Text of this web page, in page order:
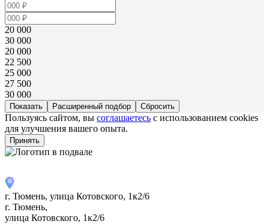
20 000
30 000
20 000
22 500
25 000
27 500
30 000
Расширенный подбор
Пользуясь сайтом, вы соглашаетесь с использованием cookies
для улучшения вашего опыта.
Принять
г. Тюмень, улица Котовского, 1к2/6
г. Тюмень,
улица Котовского, 1к2/6